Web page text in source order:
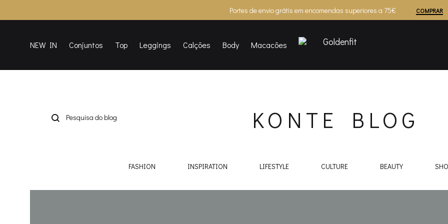
Portes de envio grátis em encomendas superiores a 75€ COMPRAR
NEW IN Conjuntos Top Leggings Calções Body Macacões
KONTE BLOG
FASHION INSPIRATION LIFESTYLE CULTURE BEAUTY